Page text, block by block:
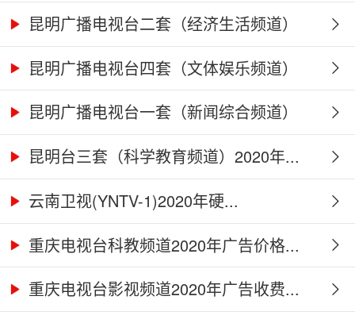
昆明广播电视台二套（经济生活频道）
2... 昆明广播电视台四套（文体娱乐频道）
2... 昆明广播电视台一套（新闻综合频道）
2... 昆明台三套（科学教育频道）2020年...
云南卫视(YNTV-1)2020年硬...
重庆电视台科教频道2020年广告价格...
重庆电视台影视频道2020年广告收费...